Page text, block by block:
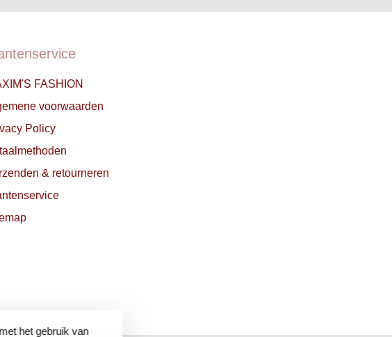
het gebruik van
FASHION
voorwaarden
Policy
& retourneren